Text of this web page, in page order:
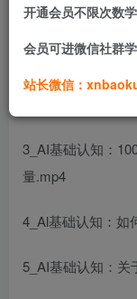
课程目录：
1_Al基础认知：
3_AI基础认知：
量.mp4
4_Al基础认知：如
5_AI基础认知：关
开通会员不限次数
会员可进微信社群
站长微信：